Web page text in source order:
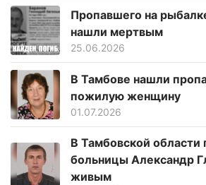
Пропавшего на
нашли мертвым
25.06.2026
В Тамбове нашли
пожилую женщину
01.07.2026
В Тамбовской области
больницы Александр
живым